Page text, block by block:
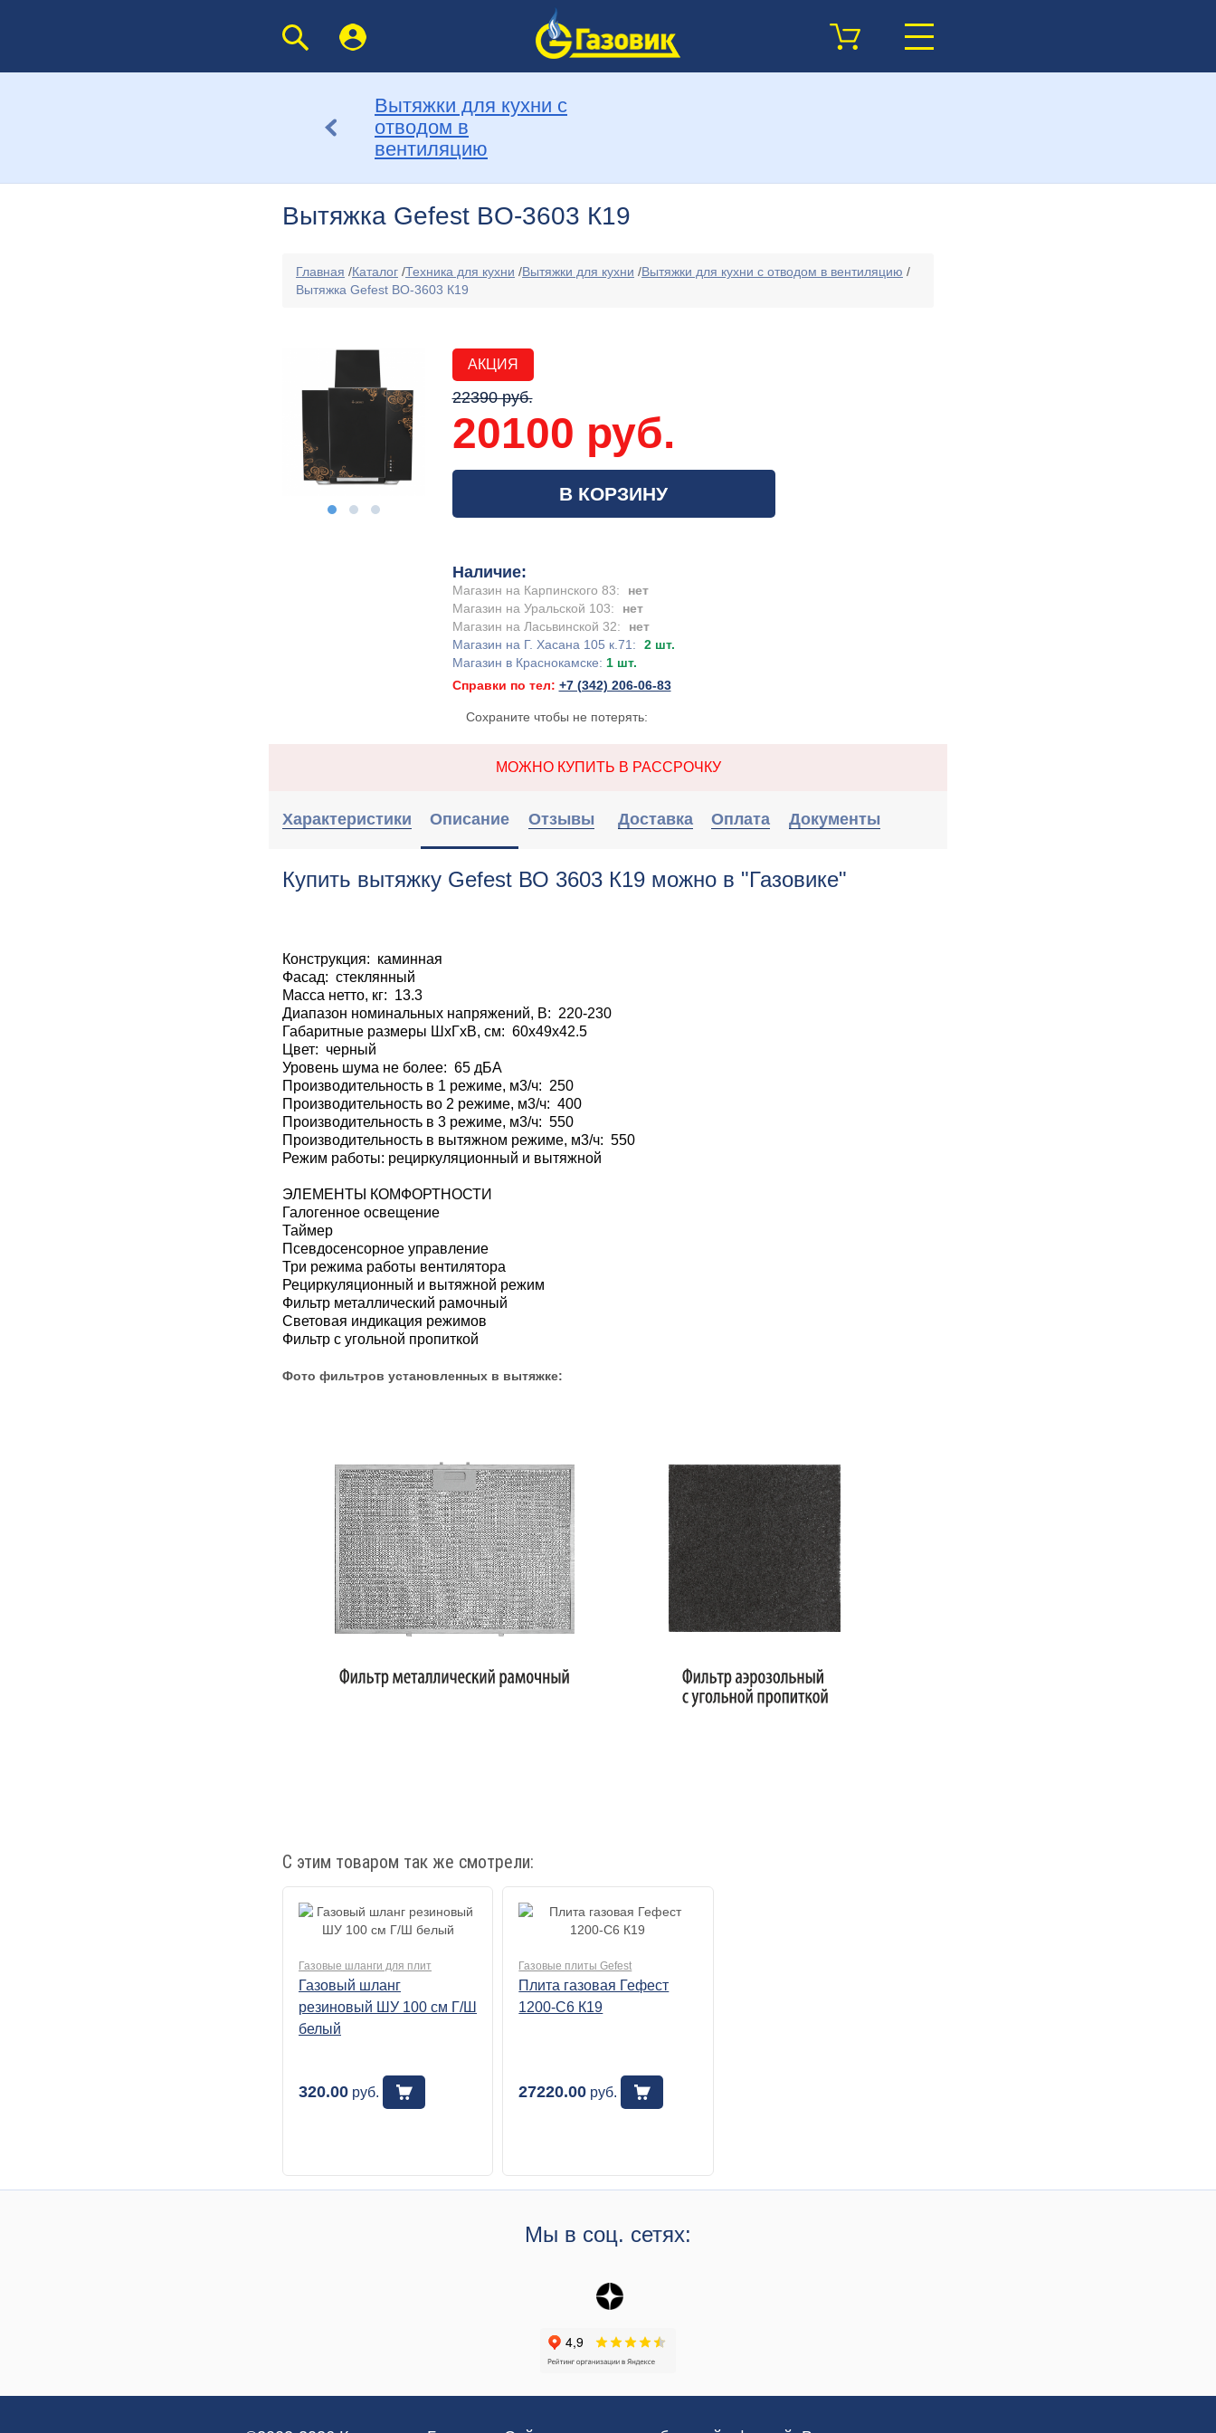
Вытяжки для кухни с
отводом в
вентиляцию
Вытяжка Gefest BO-3603 К19
Главная /Каталог /Техника для кухни /Вытяжки для кухни /Вытяжки для кухни с отводом в вентиляцию /
Вытяжка Gefest BO-3603 К19
АКЦИЯ
22390 руб.
20100 руб.
В КОРЗИНУ
Наличие:
Магазин на Карпинского 83:
нет
Магазин на Уральской 103:
нет
Магазин на Ласьвинской 32:
нет
Магазин на Г. Хасана 105 к.71:
2 шт.
Магазин в Краснокамске: 1 шт.
Справки по тел: +7 (342) 206-06-83
Сохраните чтобы не потерять:
МОЖНО КУПИТЬ В РАССРОЧКУ
Описание
Купить вытяжку Gefest ВО 3603 К19 можно в "Газовике"
Конструкция: каминная
Фасад: стеклянный
Масса нетто, кг: 13.3
Диапазон номинальных напряжений, В: 220-230
Габаритные размеры ШхГхВ, см: 60x49x42.5
Цвет: черный
Уровень шума не более: 65 дБА
Производительность в 1 режиме, м3/ч: 250
Производительность во 2 режиме, м3/ч: 400
Производительность в 3 режиме, м3/ч: 550
Производительность в вытяжном режиме, м3/ч: 550
Режим работы: рециркуляционный и вытяжной
ЭЛЕМЕНТЫ КОМФОРТНОСТИ
Галогенное освещение
Таймер
Псевдосенсорное управление
Три режима работы вентилятора
Рециркуляционный и вытяжной режим
Фильтр металлический рамочный
Световая индикация режимов
Фильтр с угольной пропиткой
Фото фильтров установленных в вытяжке:
Характеристики Доставка Оплата
Отзывы Документы
С этим товаром так же смотрели:
Газовые шланги для плит
Газовый шланг
резиновый ШУ 100 см Г/Ш
белый
320.00 руб.
Газовые плиты Gefest
Плита газовая Гефест
1200-С6 К19
27220.00 руб.
Мы в соц. сетях: